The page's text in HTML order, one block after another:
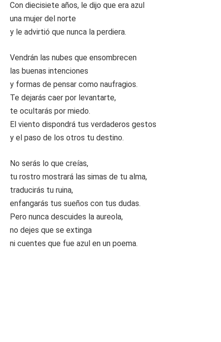
Con diecisiete años, le dijo que era azul
una mujer del norte
y le advirtió que nunca la perdiera.
Vendrán las nubes que ensombrecen
las buenas intenciones
y formas de pensar como naufragios.
Te dejarás caer por levantarte,
te ocultarás por miedo.
El viento dispondrá tus verdaderos gestos
y el paso de los otros tu destino.
No serás lo que creías,
tu rostro mostrará las simas de tu alma,
traducirás tu ruina,
enfangarás tus sueños con tus dudas.
Pero nunca descuides la aureola,
no dejes que se extinga
ni cuentes que fue azul en un poema.